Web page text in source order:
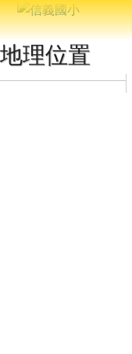
跳至主內容區
信義國小
導覽列
主內容區域
地理位置
頁尾區域